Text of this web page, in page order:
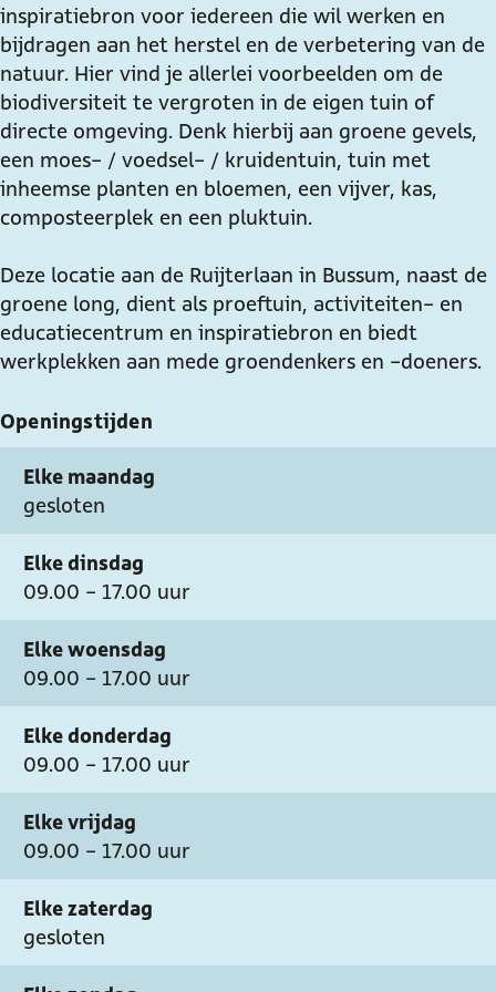
u
i
j
t
e
r
e
R
u
i
j
t
e
r
n
e
R
u
i
j
t
e
n
e
R
u
i
j
t
e
k
D
e
G
r
o
e
n
R
u
i
j
e
r
a
m
D
e
G
r
o
e
e
R
u
i
t
r
inspiratiebron voor iedereen die wil werken en
bijdragen aan het herstel en de verbetering van de
natuur. Hier vind je allerlei voorbeelden om de
biodiversiteit te vergroten in de eigen tuin of
directe omgeving. Denk hierbij aan groene gevels,
een moes- / voedsel- / kruidentuin, tuin met
inheemse planten en bloemen, een vijver, kas,
composteerplek en een pluktuin.
Deze locatie aan de Ruijterlaan in Bussum, naast de
groene long, dient als proeftuin, activiteiten- en
educatiecentrum en inspiratiebron en biedt
werkplekken aan mede groendenkers en -doeners.
Openingstijden
Elke maandag
gesloten
Elke dinsdag
09.00 - 17.00 uur
Elke woensdag
09.00 - 17.00 uur
Elke donderdag
09.00 - 17.00 uur
Elke vrijdag
09.00 - 17.00 uur
Elke zaterdag
gesloten